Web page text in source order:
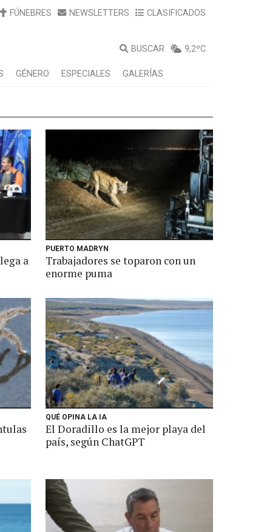
FÚNEBRES NEWSLETTERS CLASIFICADOS
BUSCAR 9,2ºC
GÉNERO ESPECIALES GALERÍAS
a
PUERTO MADRYN
Trabajadores se toparon con un
enorme puma
QUÉ OPINA LA IA
El Doradillo es la mejor playa del
país, según ChatGPT